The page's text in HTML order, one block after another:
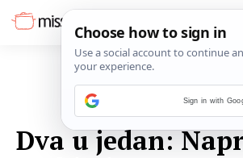
Dva u jedan:
Sign in with